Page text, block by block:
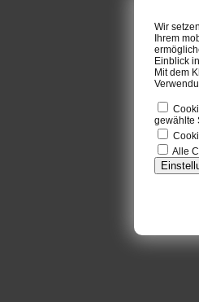
Wir
Ihrem
Einblick
Mit dem
gewählte
Alle